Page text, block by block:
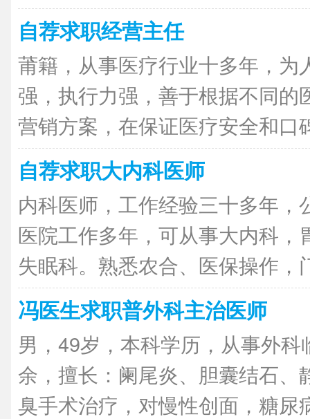
自荐求职经营主任
莆籍，从事医疗行业十多年，为
强，执行力强，善于根据不同的
营销方案，在保证医疗安全和口
自荐求职大内科医师
内科医师，工作经验三十多年，
医院工作多年，可从事大内科，
失眠科。熟悉农合、医保操作，
冯医生求职普外科主治医师
男，49岁，本科学历，从事外
余，擅长：阑尾炎、胆囊结石、
臭手术治疗，对慢性创面，糖尿